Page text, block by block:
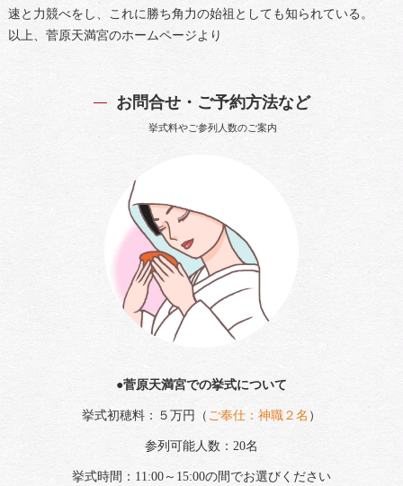
速と力競べをし、これに勝ち角力の始祖としても知られている。
以上、菅原天満宮のホームページより
お問合せ・ご予約方法など
挙式料やご参列人数のご案内
●菅原天満宮での挙式について
挙式初穂料：５万円（ ご奉仕：神職２名 ）
参列可能人数：20名
挙式時間：11:00～15:00の間でお選びください